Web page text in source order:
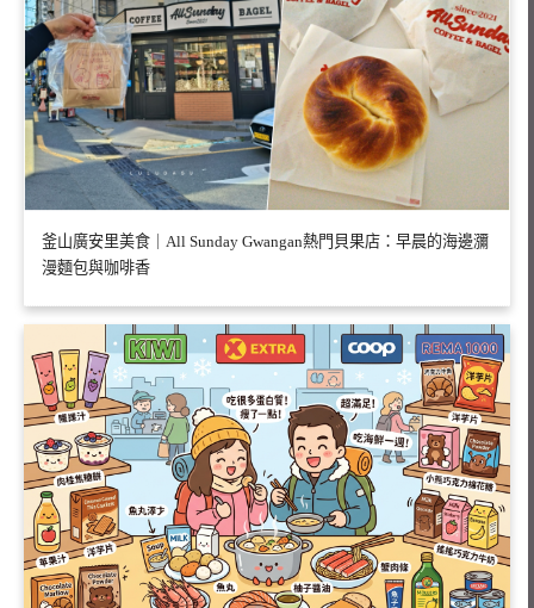
釜山廣安里美食｜All Sunday Gwangan熱門貝果店：早晨的海邊瀰
漫麵包與咖啡香